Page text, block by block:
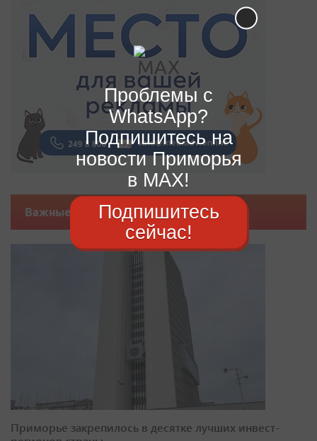
Важные новости
Приморье закрепилось в десятке лучших инвест-
Проблемы с
WhatsApp?
Подпишитесь на
новости Приморья
в MAX!
Подпишитесь
сейчас!